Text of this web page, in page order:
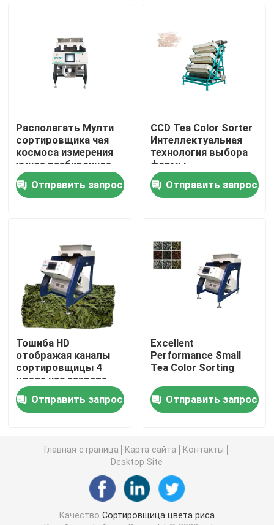
Сортировщица цвета риса
сортировщица цвета зерна
Сортировщица цвета пшеницы
сортировщица цвета анакардии
Кофейные зерна красят сортировщицу
Сортировщица цвета специи
сортировщица цвета сезама
Чокнутая сортировщица цвета
пластиковая сортировщица цвета
Сортировщица цвета пояса
Ультракрасная сортируя машина
Располагать Мулти
сортировщика чая
космоса измерения
умное разбивочное
Отправить запрос
CCD Tea Color Sorter
Интеллектуальная
технология выбора
формы
Отправить запрос
Тошиба HD
отображая каналы
сортировщицы 4
цвета чая захвата
Отправить запрос
Excellent
Performance Small
Tea Color Sorting
Отправить запрос
Главная страница Карта сайта
Контакты
Desktop Site
Качество Сортировщица цвета риса